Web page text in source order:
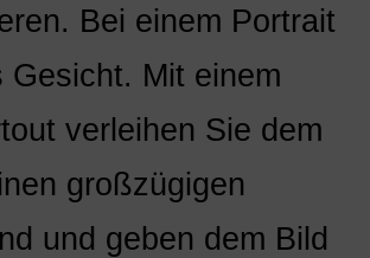
Bei einem Portrait
Gesicht. Mit einem
verleihen Sie dem
großzügigen
und geben dem Bild